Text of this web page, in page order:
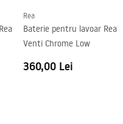
5 ani
Rea
Baterie pentru lavoar Rea
Venti Chrome Low
360,00 Lei